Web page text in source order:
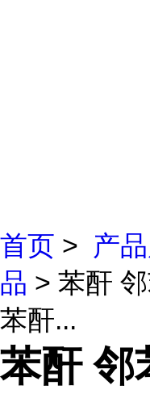
首页 > 产
品 > 苯酐
苯酐...
苯酐 邻